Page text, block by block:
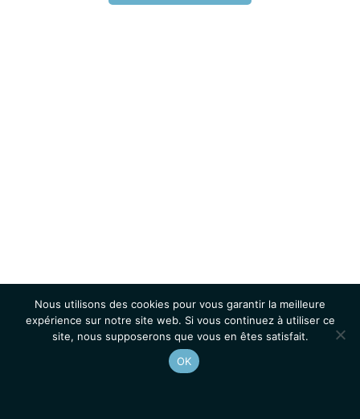
Nous utilisons des cookies pour vous garantir la meilleure
expérience sur notre site web. Si vous continuez à utiliser ce
site, nous supposerons que vous en êtes satisfait.
OK